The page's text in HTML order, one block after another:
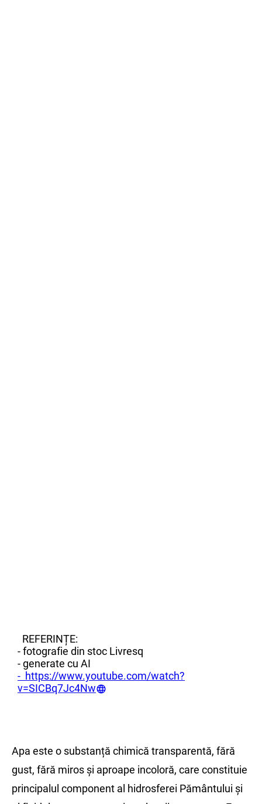
REFERINȚE:
- fotografie din stoc Livresq
- generate cu AI
- https://www.youtube.com/watch?
v=SICBq7Jc4Nw
Apa este o substanță chimică transparentă, fără
gust, fără miros și aproape incoloră, care constituie
principalul component al hidrosferei Pământului și